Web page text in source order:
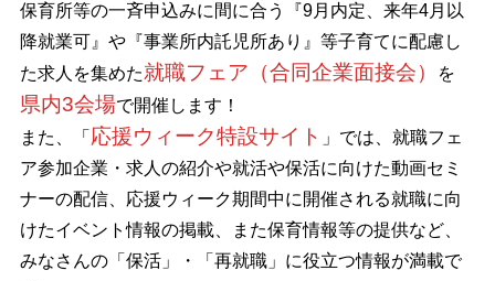
保育所等の一斉申込みに間に合う『9月内定、来年4月以
降就業可』や『事業所内託児所あり』 等子育てに配慮し
た求人を集めた就職フェア（合同企業面接会） を
県内3会場で開催します ！
また、
「 応援ウィーク特設サイト 」では、 就職フェ
ア参加企業・求人の紹介や就活や保活に向けた動画セミ
ナーの配信、応援ウィーク期間中に開催される就職に向
けたイベント情報の掲載、また保育情報等の提供など、
みなさんの「保活」・「再就職」に役立つ情報が満載で